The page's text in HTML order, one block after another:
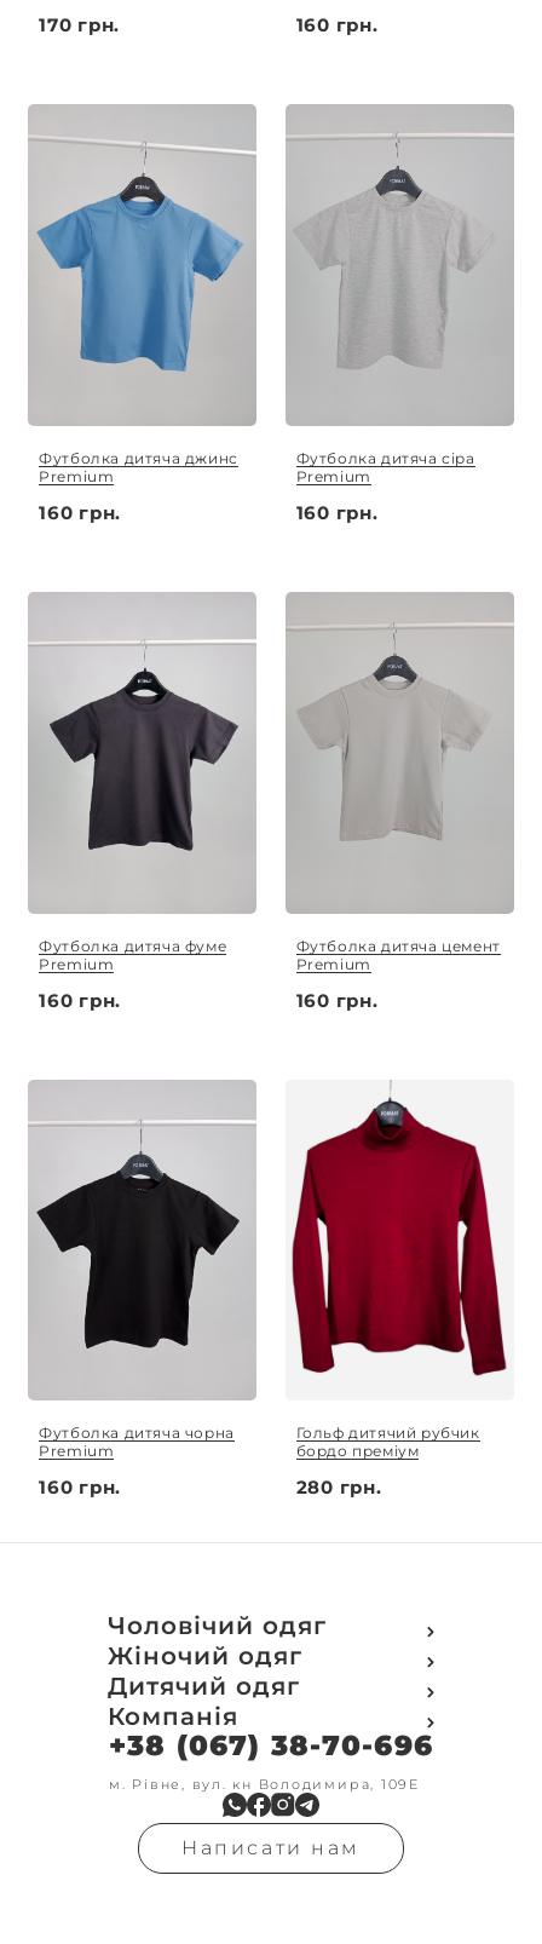
170 грн. 160 грн.
Футболка дитяча джинс
Premium
160 грн.
Футболка дитяча сіра
Premium
160 грн.
Футболка дитяча фуме
Premium
160 грн.
Футболка дитяча цемент
Premium
160 грн.
Футболка дитяча чорна
Premium
160 грн.
Гольф дитячий рубчик
бордо преміум
280 грн.
Чоловічий одяг
Футболки
Футболки Polo
Кофти
Світшот
Кенгуру
Кофта з замком
Олімпійки
Флісові кофти
Гольфи
Реглан
Жіночий одяг
Футболки
Поло
Кофти
Світшот
Олімпійки
Кофта на замку
Бомбери
В'язка
Гольфи
Дитячий одяг
Футболки
Кофти
Світшоти
Кенгуру
Кенгуру замок
Костюми
Штани
Шорти
Компанія
Про компанію
Доставка та оплата
Друк на замовлення
Обмін та повернення
Контакти
Умови оформлення
замовлення
+38 (067) 38-70-696
м. Рівне, вул. кн Володимира, 109Е
Написати нам